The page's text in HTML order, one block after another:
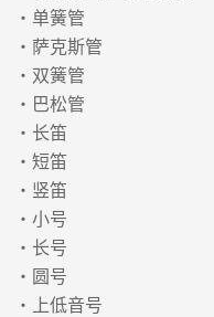
・单簧管
・萨克斯管
・双簧管
・巴松管
・长笛
・短笛
・竖笛
・小号
・长号
・圆号
・上低音号